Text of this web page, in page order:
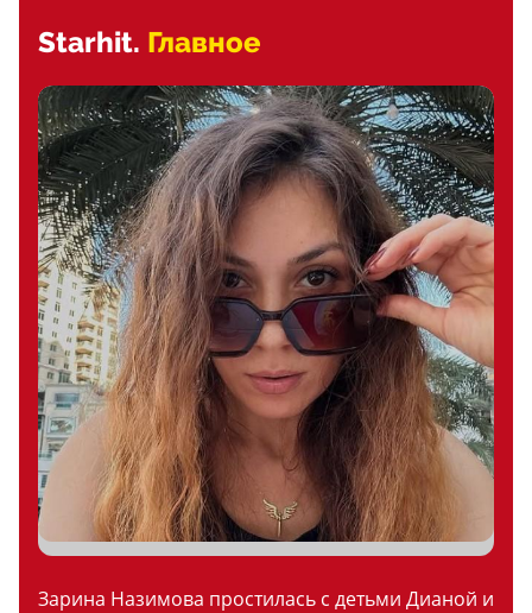
Starhit. Главное
Зарина Назимова простилась с детьми Дианой и